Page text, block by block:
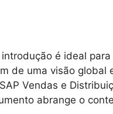
é ideal para
de uma visão global
Vendas e
abrange o